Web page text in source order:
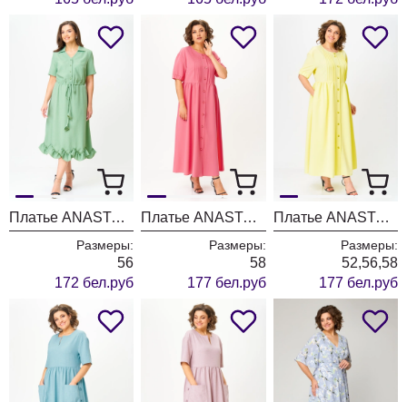
Платье ANASTASIA MAK 1250 мятный
Размеры:
56
172 бел.руб
Платье ANASTASIA MAK 1219-1
Размеры:
58
177 бел.руб
Платье ANASTASIA MAK 1219
Размеры:
52,56,58
177 бел.руб